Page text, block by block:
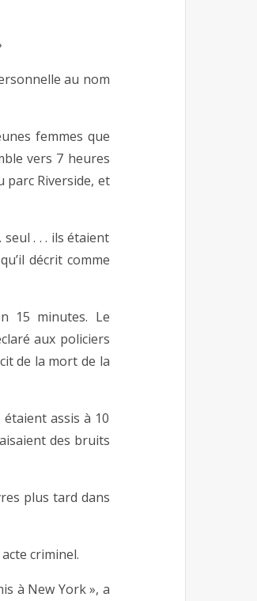
au nom
femmes que
vers 7 heures
parc Riverside, et
seul . . . ils étaient
décrit comme
15 minutes. Le
aux policiers
de la mort de la
étaient assis à 10
des bruits
plus tard dans
criminel.
à New York », a